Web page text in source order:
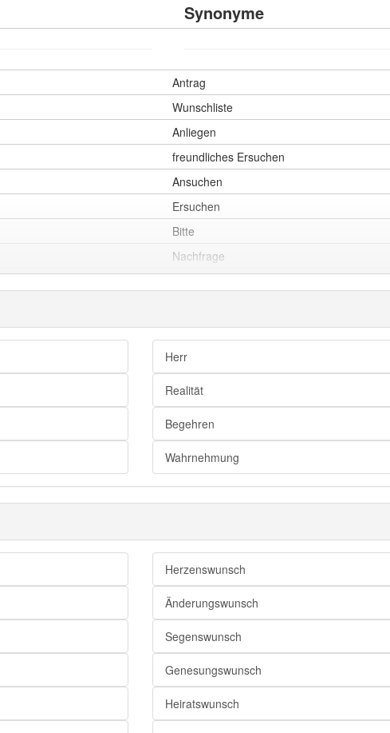
Synonyme
Antrag
Wunschliste
Anliegen
freundliches Ersuchen
Ansuchen
Ersuchen
Bitte
Nachfrage
Gesuch
Sehnen
Bedarf
Verlangen
Begehren
Durst
Gier
Drang
Bedürfnis
Herr
Realität
Begehren
Wahrnehmung
Herzenswunsch
Änderungswunsch
Segenswunsch
Genesungswunsch
Heiratswunsch